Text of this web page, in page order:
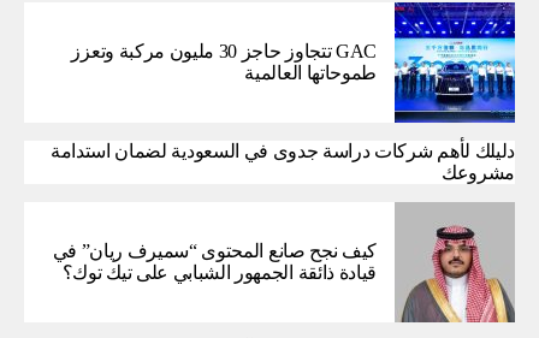
GAC تتجاوز حاجز 30 مليون مركبة وتعزز
طموحاتها العالمية
دليلك لأهم شركات دراسة جدوى في السعودية لضمان استدامة
مشروعك
كيف نجح صانع المحتوى “سميرف ريان” في
قيادة ذائقة الجمهور الشبابي على تيك توك؟